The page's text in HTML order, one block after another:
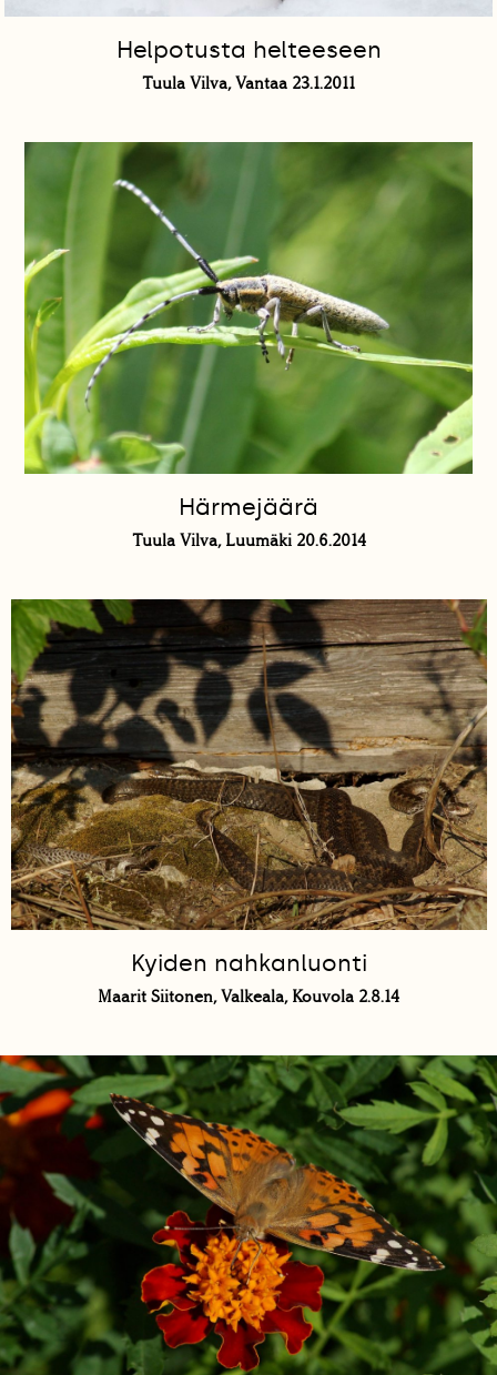
Helpotusta helteeseen
Tuula Vilva, Vantaa 23.1.2011
Härmejäärä
Tuula Vilva, Luumäki 20.6.2014
Kyiden nahkanluonti
Maarit Siitonen, Valkeala, Kouvola 2.8.14